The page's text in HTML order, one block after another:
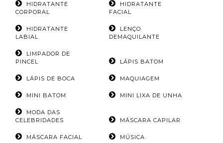
HIDRATANTE
CORPORAL
HIDRATANTE
FACIAL
HIDRATANTE
LABIAL
LENÇO
DEMAQUILANTE
LIMPADOR DE
PINCEL
LÁPIS BATOM
LÁPIS DE BOCA MAQUIAGEM
MINI BATOM MINI LIXA DE UNHA
MODA DAS
CELEBRIDADES
MÁSCARA CAPILAR
MÁSCARA FACIAL MÚSICA